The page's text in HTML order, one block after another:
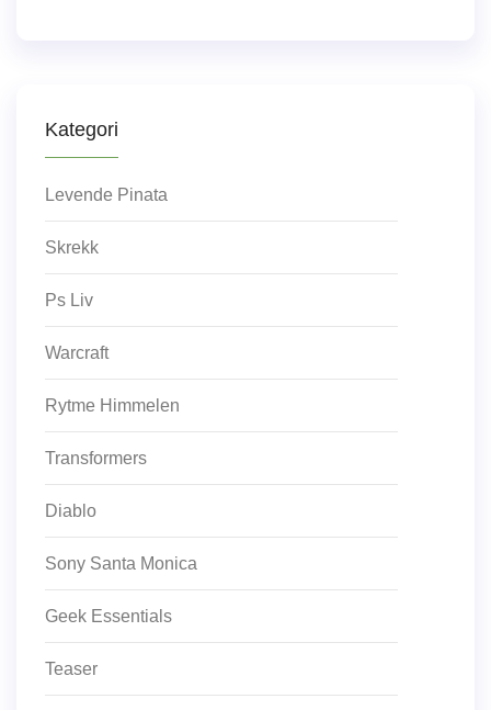
Kategori
Levende Pinata
Skrekk
Ps Liv
Warcraft
Rytme Himmelen
Transformers
Diablo
Sony Santa Monica
Geek Essentials
Teaser